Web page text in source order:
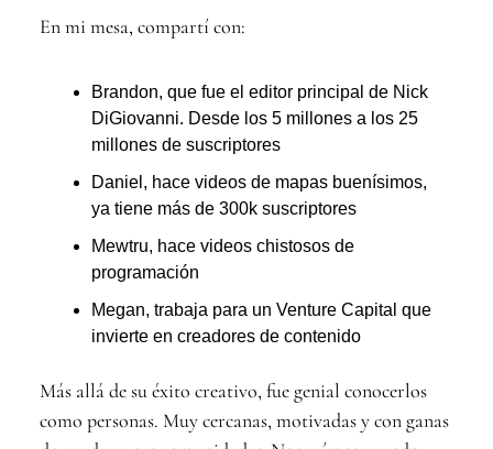
En mi mesa, compartí con:
Brandon, que fue el editor principal de Nick
DiGiovanni. Desde los 5 millones a los 25
millones de suscriptores
Daniel, hace videos de mapas buenísimos,
ya tiene más de 300k suscriptores
Mewtru, hace videos chistosos de
programación
Megan, trabaja para un Venture Capital que
invierte en creadores de contenido
Más allá de su éxito creativo, fue genial conocerlos
como personas. Muy cercanas, motivadas y con ganas